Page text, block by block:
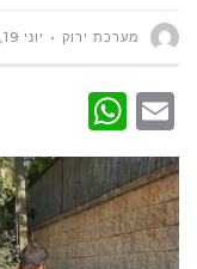
מערכת ירוק יוני 19, 2024
Email